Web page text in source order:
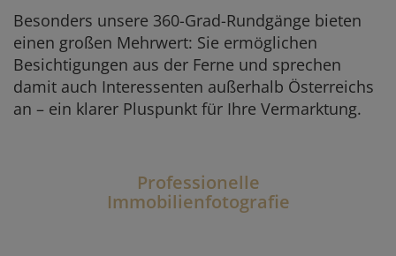
Besonders unsere 360-Grad-Rundgänge bieten
einen großen Mehrwert: Sie ermöglichen
Besichtigungen aus der Ferne und sprechen
damit auch Interessenten außerhalb Österreichs
an – ein klarer Pluspunkt für Ihre Vermarktung.
Professionelle
Immobilienfotografie